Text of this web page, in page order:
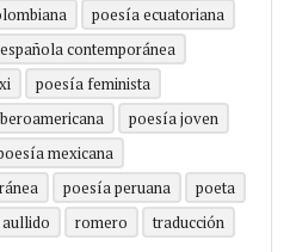
poesía ecuatoriana
contemporánea
poesía feminista
poesía joven
mexicana
poesía peruana
poeta
romero traducción